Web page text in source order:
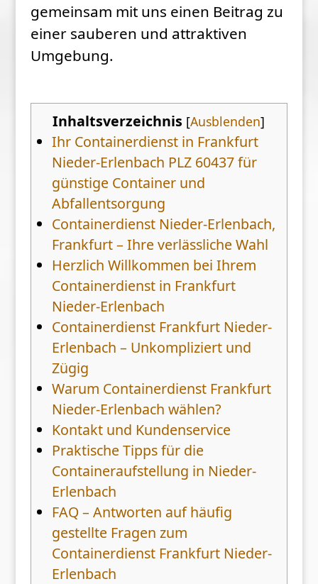
gemeinsam mit uns einen Beitrag zu
einer sauberen und attraktiven
Umgebung.
Inhaltsverzeichnis [Ausblenden]
Ihr Containerdienst in Frankfurt
Nieder-Erlenbach PLZ 60437 für
günstige Container und
Abfallentsorgung
Containerdienst Nieder-Erlenbach,
Frankfurt – Ihre verlässliche Wahl
Herzlich Willkommen bei Ihrem
Containerdienst in Frankfurt
Nieder-Erlenbach
Containerdienst Frankfurt Nieder-
Erlenbach – Unkompliziert und
Zügig
Warum Containerdienst Frankfurt
Nieder-Erlenbach wählen?
Kontakt und Kundenservice
Praktische Tipps für die
Containeraufstellung in Nieder-
Erlenbach
FAQ – Antworten auf häufig
gestellte Fragen zum
Containerdienst Frankfurt Nieder-
Erlenbach